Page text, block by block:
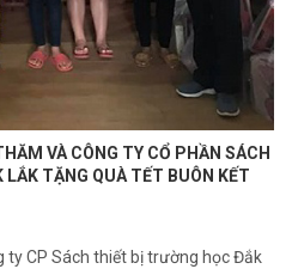
VÀ CÔNG TY CỔ PHẦN SÁCH
TẶNG QUÀ TẾT BUÔN KẾT
ty CP Sách thiết bị trường học Đắk